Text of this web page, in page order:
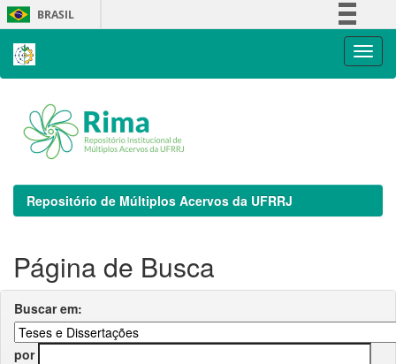
Skip
navigation
BRASIL
Repositório de Múltiplos Acervos da UFRRJ
Página de Busca
Buscar em:
por